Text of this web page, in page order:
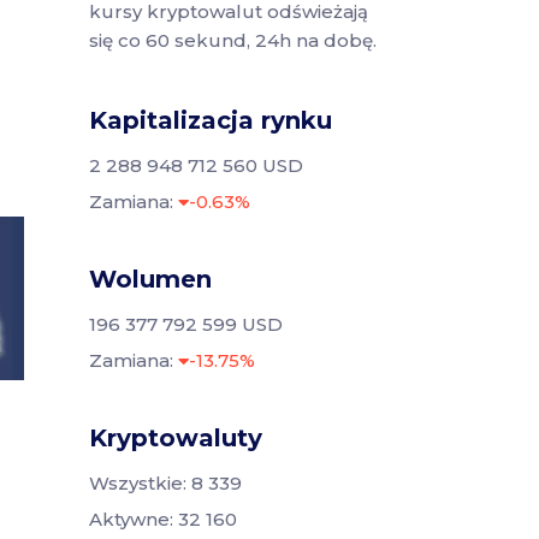
kursy kryptowalut odświeżają
się co 60 sekund, 24h na dobę.
Kapitalizacja rynku
2 288 948 712 560 USD
Zamiana:
-0.63%
Wolumen
196 377 792 599 USD
Zamiana:
-13.75%
Kryptowaluty
Wszystkie: 8 339
Aktywne: 32 160